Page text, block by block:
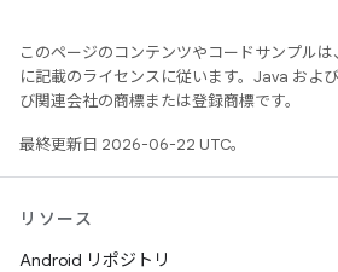
このページのコンテンツやコードサンプルは、
に記載のライセンスに従います。Java およ
び関連会社の商標または登録商標です。
最終更新日 2026-06-22 UTC。
リソース
Android リポジトリ